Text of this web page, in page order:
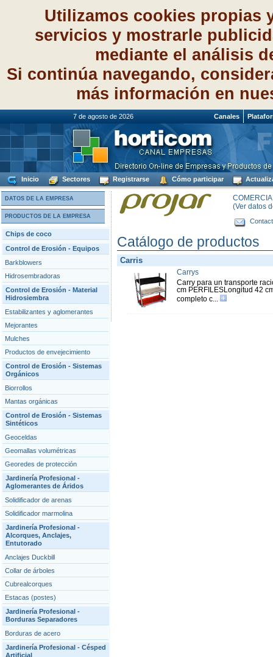
Utilizamos cookies propias
servicios y mostrarle
mediante el análisis
Si continúa navegando,
más información en
7 de agosto de 2026 Canales
Inicio Sectores Registrarse Cómo participar
DATOS DE LA EMPRESA
PRODUCTOS DE LA EMPRESA
Chips de coco
Control de Erosión - Equipos
Barkblowers
Hidrosembradoras
Control de Erosión - Material
Hidrosiembra
Estabilizantes y aglomerantes
Mejorantes
Mulches
Productos de envejecimiento
Control de Erosión - Sistemas
Orgánicos
Biorrollos
Mantas orgánicas
Control de Erosión - Sistemas
Sintéticos
Geoceldas
Geomallas volumétricas
Georedes de protección
Jardinería Profesional -
Aglomerantes de Áridos
Solidificador de arenas
Solidificador marmolina
Jardinería Profesional -
Alcorques, Anclajes,
Entutorado
Anclajes Duckbill
Collar de árboles
Cubrealcorques
Estacas (postes)
Jardinería Profesional -
Borduras Separadores
Borduras de acero
Jardinería Profesional - Césped
Artificial
(Ver datos
Catálogo de productos
Carris
Carrys
Carry para un transporte
cm PERFILESLongitud 42
completo c...